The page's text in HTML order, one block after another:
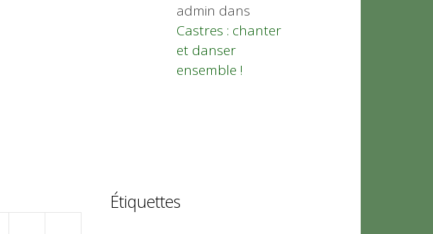
admin dans
Castres : chanter
et danser
ensemble !
Étiquettes